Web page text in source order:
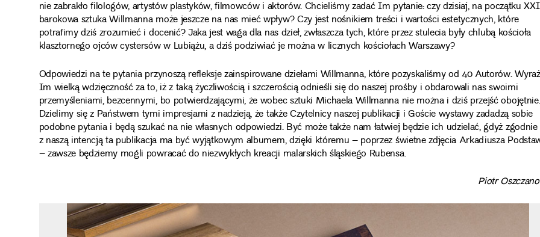
nie zabrakło filologów, artystów plastyków, filmowców i aktorów. Chcieliśmy zadać Im pytanie: czy dzisiaj, na początku
barokowa sztuka Willmanna może jeszcze na nas mieć wpływ? Czy jest nośnikiem treści i wartości estetycznych, które
potrafimy dziś zrozumieć i docenić? Jaka jest waga dla nas dzieł, zwłaszcza tych, które przez stulecia były chlubą kościoła
klasztornego ojców cystersów w Lubiążu, a dziś podziwiać je można w licznych kościołach Warszawy?
Odpowiedzi na te pytania przynoszą refleksje zainspirowane dziełami Willmanna, które pozyskaliśmy od 40 Autorów.
Im wielką wdzięczność za to, iż z taką życzliwością i szczerością odnieśli się do naszej prośby i obdarowali nas swoimi
przemyśleniami, bezcennymi, bo potwierdzającymi, że wobec sztuki Michaela Willmanna nie można i dziś przejść obojętnie.
Dzielimy się z Państwem tymi impresjami z nadzieją, że także Czytelnicy naszej publikacji i Goście wystawy zadadzą sobie
podobne pytania i będą szukać na nie własnych odpowiedzi. Być może także nam łatwiej będzie ich udzielać, gdyż zgodnie
z naszą intencją ta publikacja ma być wyjątkowym albumem, dzięki któremu – poprzez świetne zdjęcia Arkadiusza
– zawsze będziemy mogli powracać do niezwykłych kreacji malarskich śląskiego Rubensa.
Piotr